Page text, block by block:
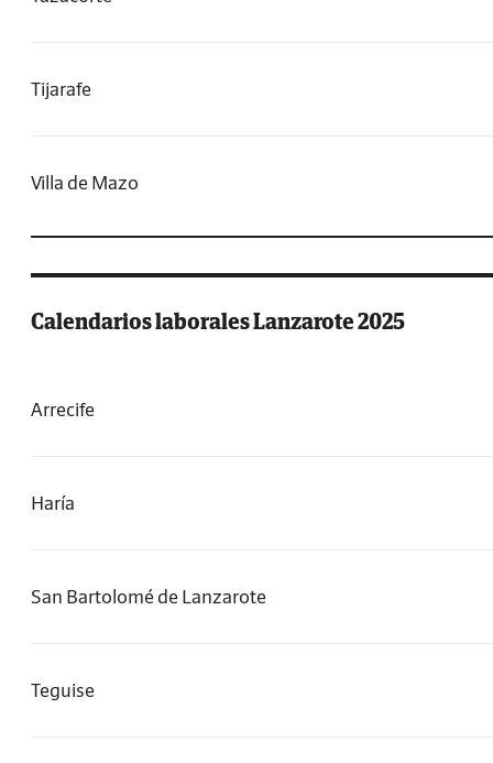
Tijarafe
Villa de Mazo
Calendarios laborales Lanzarote 2025
Arrecife
Haría
San Bartolomé de Lanzarote
Teguise